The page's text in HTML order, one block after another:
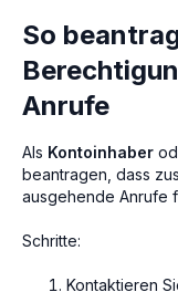
So
Anrufe
Als Kontoinhaber
beantragen, dass
ausgehende Anrufe
Schritte:
Kontaktieren